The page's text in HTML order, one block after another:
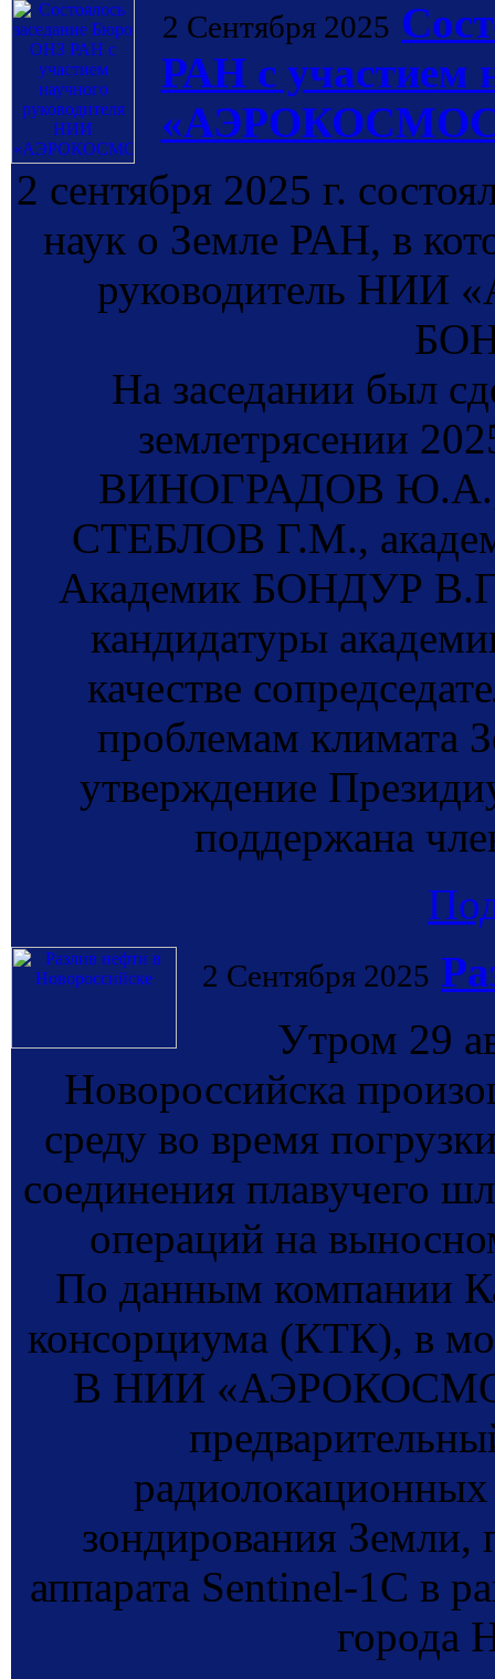
2 Сентября 2025
РАН с участием
2 сентября 2025 г.
наук о Земле РАН, в
руководитель НИИ
На заседании был
землетрясении
ВИНОГРАДОВ Ю.А.,
СТЕБЛОВ Г.М.,
Академик БОНДУР В.Г.
кандидатуры
качестве
проблемам климата
утверждение
поддержана
2 Сентября 2025
Утром 29
Новороссийска
среду во время
соединения плавучего
операций на
По данным компании
консорциума (КТК), в
В НИИ
зондирования Земли,
аппарата Sentinel-1С в
города